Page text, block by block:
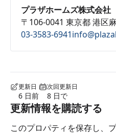
プラザホームズ株式会社
〒106-0041 東京都 港区
03-3583-6941
更新日
6 日前
次回更新日
8 日で
更新情報を購読する
このプロパティを保存し、